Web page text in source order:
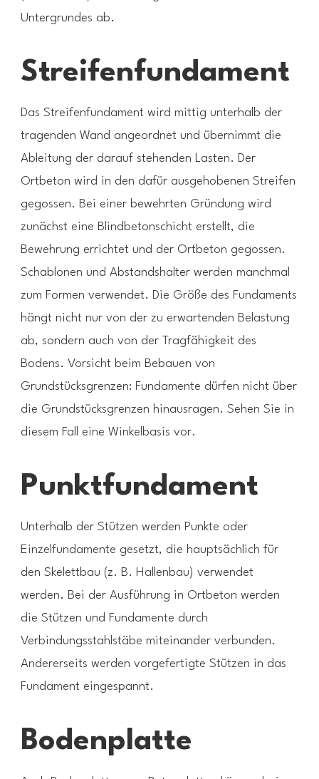
Untergrundes ab.
Streifenfundament
Das Streifenfundament wird mittig unterhalb der
tragenden Wand angeordnet und übernimmt die
Ableitung der darauf stehenden Lasten. Der
Ortbeton wird in den dafür ausgehobenen Streifen
gegossen. Bei einer bewehrten Gründung wird
zunächst eine Blindbetonschicht erstellt, die
Bewehrung errichtet und der Ortbeton gegossen.
Schablonen und Abstandshalter werden manchmal
zum Formen verwendet. Die Größe des Fundaments
hängt nicht nur von der zu erwartenden Belastung
ab, sondern auch von der Tragfähigkeit des
Bodens. Vorsicht beim Bebauen von
Grundstücksgrenzen: Fundamente dürfen nicht über
die Grundstücksgrenzen hinausragen. Sehen Sie in
diesem Fall eine Winkelbasis vor.
Punktfundament
Unterhalb der Stützen werden Punkte oder
Einzelfundamente gesetzt, die hauptsächlich für
den Skelettbau (z. B. Hallenbau) verwendet
werden. Bei der Ausführung in Ortbeton werden
die Stützen und Fundamente durch
Verbindungsstahlstäbe miteinander verbunden.
Andererseits werden vorgefertigte Stützen in das
Fundament eingespannt.
Bodenplatte